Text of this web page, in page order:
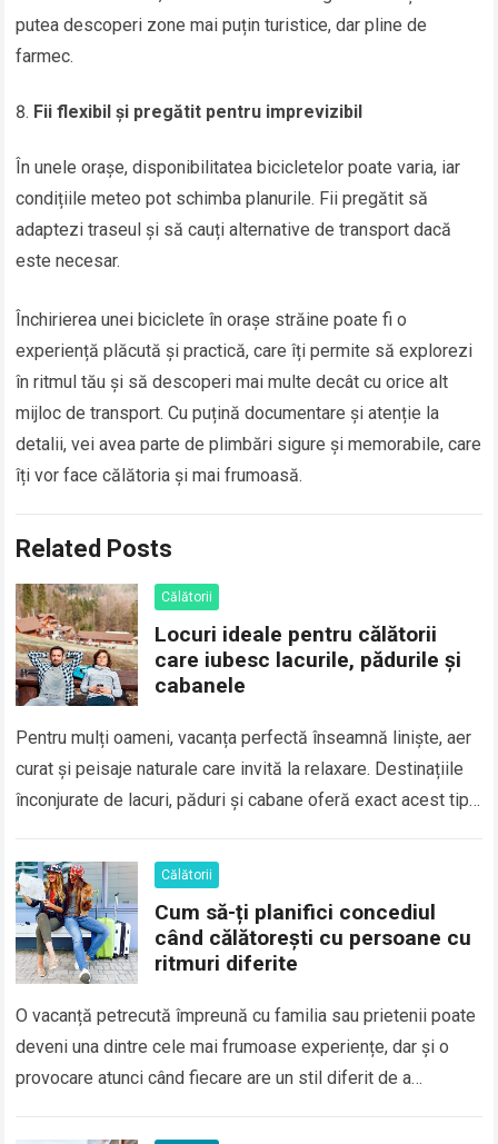
putea descoperi zone mai puțin turistice, dar pline de
farmec.
Fii flexibil și pregătit pentru imprevizibil
În unele orașe, disponibilitatea bicicletelor poate varia, iar
condițiile meteo pot schimba planurile. Fii pregătit să
adaptezi traseul și să cauți alternative de transport dacă
este necesar.
Închirierea unei biciclete în orașe străine poate fi o
experiență plăcută și practică, care îți permite să explorezi
în ritmul tău și să descoperi mai multe decât cu orice alt
mijloc de transport. Cu puțină documentare și atenție la
detalii, vei avea parte de plimbări sigure și memorabile, care
îți vor face călătoria și mai frumoasă.
Related Posts
Călătorii
Locuri ideale pentru călătorii
care iubesc lacurile, pădurile și
cabanele
Pentru mulți oameni, vacanța perfectă înseamnă liniște, aer
curat și peisaje naturale care invită la relaxare. Destinațiile
înconjurate de lacuri, păduri și cabane oferă exact acest tip
Călătorii
Cum să-ți planifici concediul
când călătorești cu persoane cu
ritmuri diferite
O vacanță petrecută împreună cu familia sau prietenii poate
deveni una dintre cele mai frumoase experiențe, dar și o
provocare atunci când fiecare are un stil diferit de a